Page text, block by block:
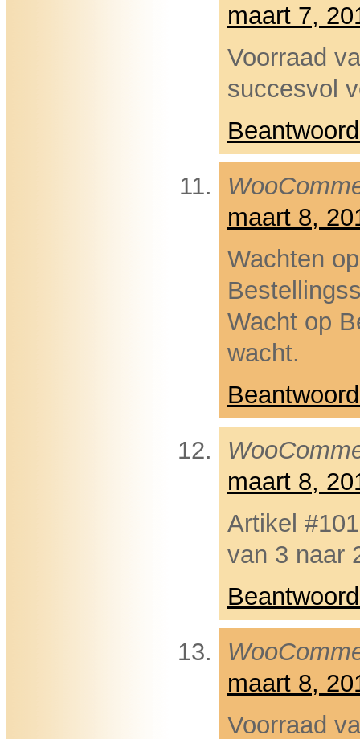
maart 7,
Voorraad
succesvol
maart 8,
Wachten
Wacht op
wacht.
maart 8,
Artikel
van 3 naar
maart 8,
Voorraad